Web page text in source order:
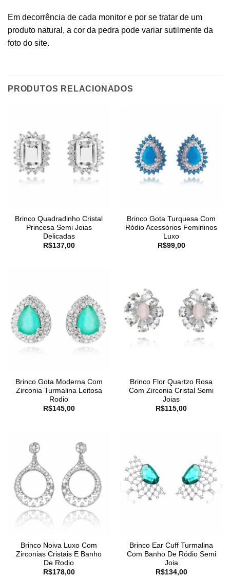
Em decorrência de cada monitor e por se tratar de um
produto natural, a cor da pedra pode variar sutilmente da
foto do site.
PRODUTOS RELACIONADOS
Brinco Quadradinho Cristal
Princesa Semi Joias
Delicadas
R$137,00
Brinco Gota Turquesa Com
Ródio Acessórios Femininos
Luxo
R$99,00
Brinco Gota Moderna Com
Zirconia Turmalina Leitosa
Rodio
R$145,00
Brinco Flor Quartzo Rosa
Com Zirconia Cristal Semi
Joias
R$115,00
Brinco Noiva Luxo Com
Zirconias Cristais E Banho
De Rodio
R$178,00
Brinco Ear Cuff Turmalina
Com Banho De Ródio Semi
Joia
R$134,00